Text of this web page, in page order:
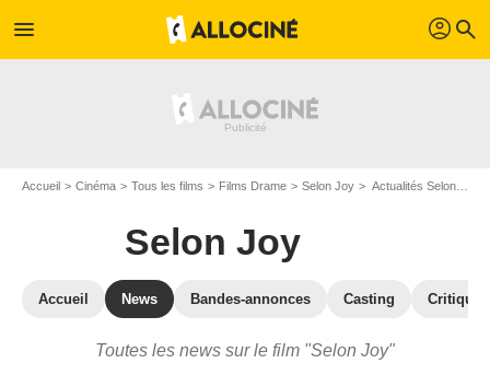
menu profil search
Accueil Cinéma Tous les films Films Drame Selon Joy Actualités Selon Joy
Selon Joy
Accueil News Bandes-annonces Casting
Toutes les news sur le film "Selon Joy"